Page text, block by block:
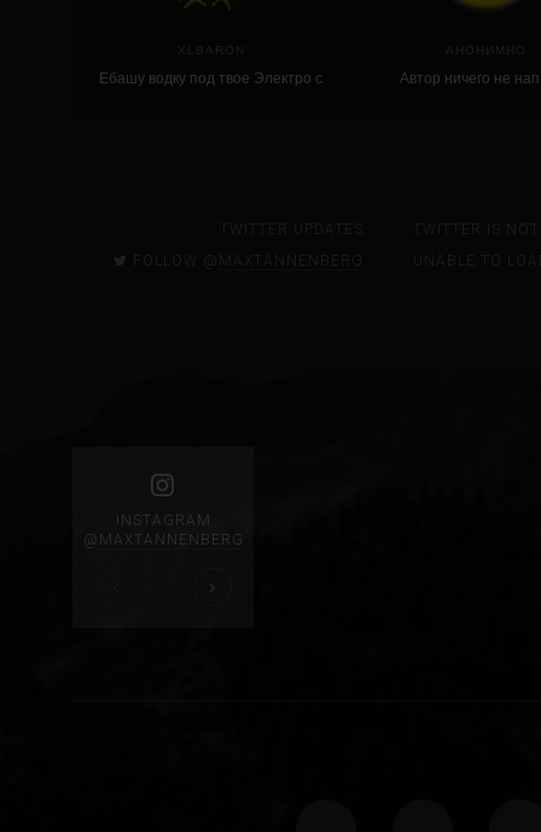
XLBARON
Ебашу водку под твое Электро с
АНОНИМНО
Автор ничего не
TWITTER UPDATES
FOLLOW @
MAXTANNENBERG
TWITTER IS
UNABLE TO
INSTAGRAM
@ MAXTANNENBERG